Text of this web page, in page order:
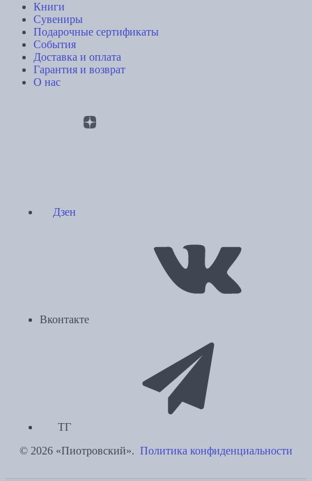
Книги
Сувениры
Подарочные сертификаты
События
Доставка и оплата
Гарантия и возврат
О нас
Дзен
Вконтакте
ТГ
© 2026 «Пиотровский». Политика конфиденциальности